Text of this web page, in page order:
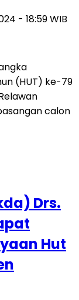
- 18:59 WIB
(HUT) ke-79
calon
Drs.
Hut